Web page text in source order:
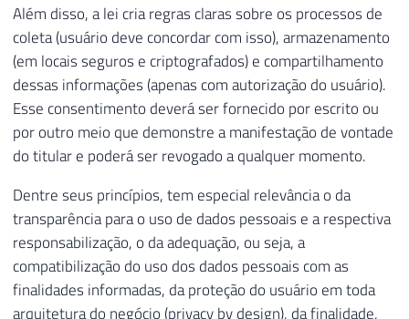
Além disso, a lei cria regras claras sobre os processos de
coleta (usuário deve concordar com isso), armazenamento
(em locais seguros e criptografados) e compartilhamento
dessas informações (apenas com autorização do usuário).
Esse consentimento deverá ser fornecido por escrito ou
por outro meio que demonstre a manifestação de vontade
do titular e poderá ser revogado a qualquer momento.
Dentre seus princípios, tem especial relevância o da
transparência para o uso de dados pessoais e a respectiva
responsabilização, o da adequação, ou seja, a
compatibilização do uso dos dados pessoais com as
finalidades informadas, da proteção do usuário em toda
arquitetura do negócio (privacy by design), da finalidade,